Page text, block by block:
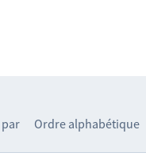
Ordre alphabétique